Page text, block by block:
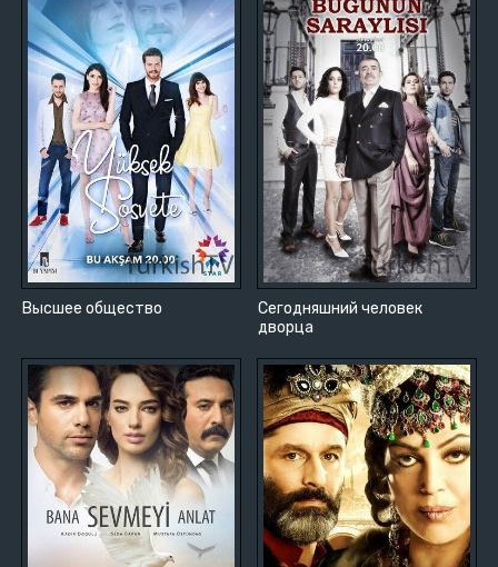
Высшее общество
Сегодняшний человек
дворца